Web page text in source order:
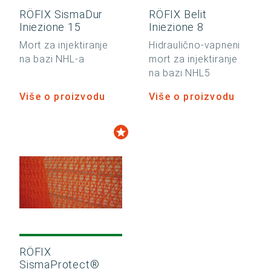
RÖFIX SismaDur
Iniezione 15
Mort za injektiranje
na bazi NHL-a
Više o proizvodu
RÖFIX Belit
Iniezione 8
Hidraulično-vapneni
mort za injektiranje
na bazi NHL5
Više o proizvodu
RÖFIX
SismaProtect®